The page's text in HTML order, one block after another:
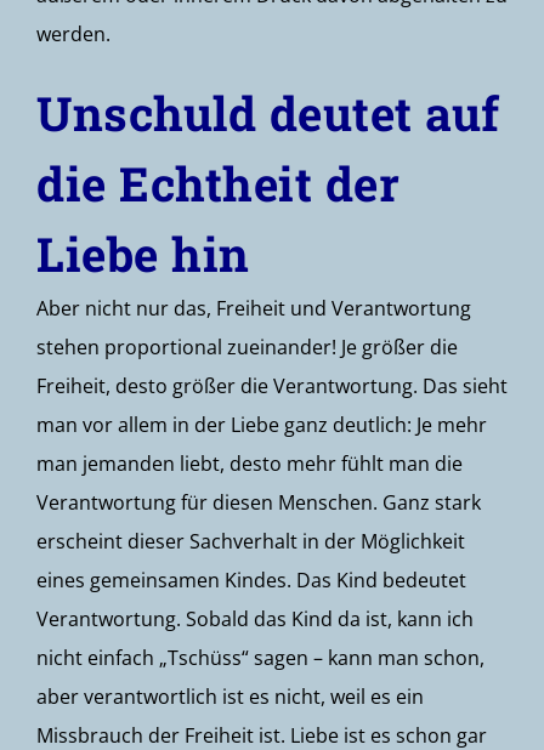
werden.
Unschuld deutet auf
die Echtheit der
Liebe hin
Aber nicht nur das, Freiheit und Verantwortung
stehen proportional zueinander! Je größer die
Freiheit, desto größer die Verantwortung. Das sieht
man vor allem in der Liebe ganz deutlich: Je mehr
man jemanden liebt, desto mehr fühlt man die
Verantwortung für diesen Menschen. Ganz stark
erscheint dieser Sachverhalt in der Möglichkeit
eines gemeinsamen Kindes. Das Kind bedeutet
Verantwortung. Sobald das Kind da ist, kann ich
nicht einfach „Tschüss“ sagen – kann man schon,
aber verantwortlich ist es nicht, weil es ein
Missbrauch der Freiheit ist. Liebe ist es schon gar